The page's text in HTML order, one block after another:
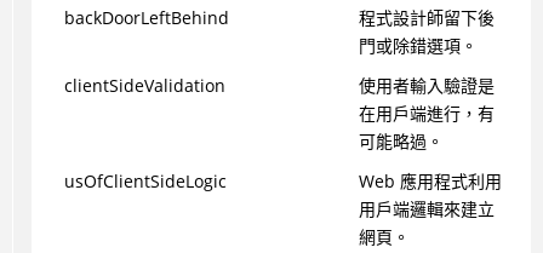
backDoorLeftBehind
程式設計師留下後
門或除錯選項。
clientSideValidation
使用者輸入驗證是
在用戶端進行，有
可能略過。
usOfClientSideLogic
Web 應用程式利用
用戶端邏輯來建立
網頁。